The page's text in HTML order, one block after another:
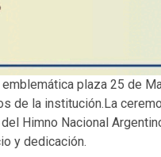
plaza 25 de
de la institución.La
Himno Nacional
y dedicación.